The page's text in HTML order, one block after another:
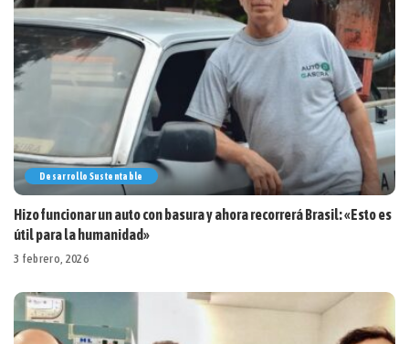
Desarrollo Sustentable
Hizo funcionar un auto con basura y ahora recorrerá Brasil: «Esto es
útil para la humanidad»
3 febrero, 2026